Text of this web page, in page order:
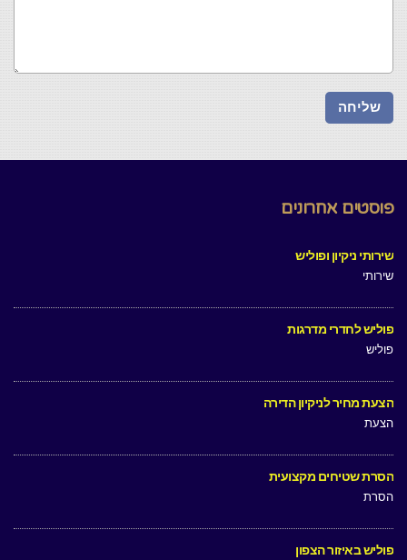
פוסטים אחרונים
שירותי ניקיון ופוליש
שירותי
פוליש לחדרי מדרגות
פוליש
הצעת מחיר לניקיון הדירה
הצעת
הסרת שטיחים מקצועית
הסרת
פוליש באיזור הצפון